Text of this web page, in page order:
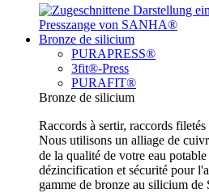
Bronze de silicium
PURAPRESS®
3fit®-Press
PURAFIT®
Bronze de silicium
Raccords à sertir, raccords
Nous utilisons un alliage de
de la qualité de votre eau
dézincification et sécurité pour
gamme de bronze au silicium